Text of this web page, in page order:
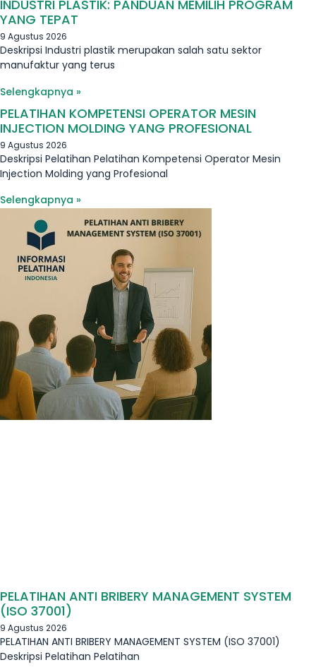
INDUSTRI PLASTIK: PANDUAN MEMILIH PROGRAM
YANG TEPAT
9 Agustus 2026
Deskripsi Industri plastik merupakan salah satu sektor
manufaktur yang terus
Selengkapnya »
PELATIHAN KOMPETENSI OPERATOR MESIN
INJECTION MOLDING YANG PROFESIONAL
9 Agustus 2026
Deskripsi Pelatihan Pelatihan Kompetensi Operator Mesin
Injection Molding yang Profesional
Selengkapnya »
PELATIHAN ANTI BRIBERY MANAGEMENT SYSTEM
(ISO 37001)
9 Agustus 2026
PELATIHAN ANTI BRIBERY MANAGEMENT SYSTEM (ISO 37001)
Deskripsi Pelatihan Pelatihan